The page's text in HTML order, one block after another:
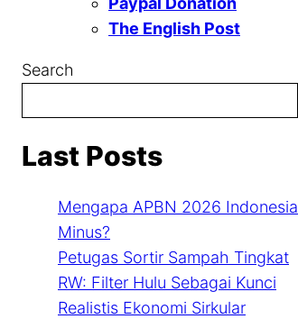
The English Post
Search
Last Posts
Mengapa APBN 2026 Indonesia
Minus?
Petugas Sortir Sampah Tingkat
RW: Filter Hulu Sebagai Kunci
Realistis Ekonomi Sirkular